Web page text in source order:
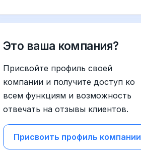
Это ваша компания?
Присвойте профиль своей
компании и получите доступ ко
всем функциям и возможность
отвечать на отзывы клиентов.
Присвоить профиль компании